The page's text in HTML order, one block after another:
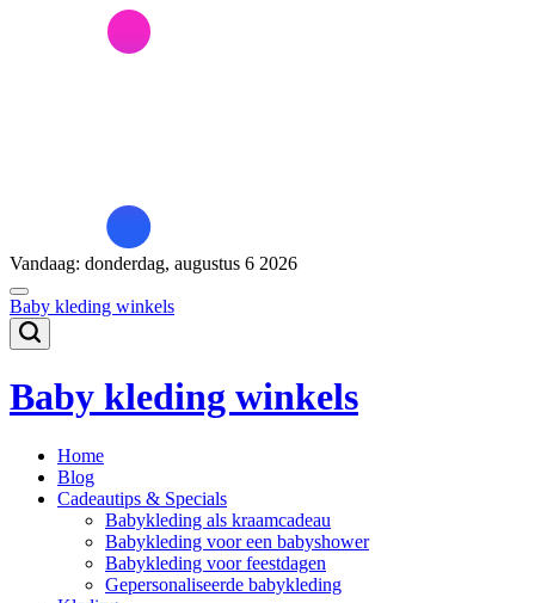
Vandaag: donderdag, augustus 6 2026
Baby kleding winkels
Baby kleding winkels
Home
Blog
Cadeautips & Specials
Babykleding als kraamcadeau
Babykleding voor een babyshower
Babykleding voor feestdagen
Gepersonaliseerde babykleding